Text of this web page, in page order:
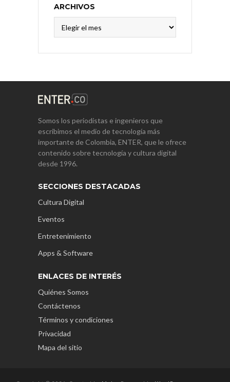
ARCHIVOS
Somos los periodistas e ingenieros que
escribimos el medio de tecnología más
importante de Colombia, ENTER, que le ofrece
contenido sobre tecnología y cultura digital
desde 1996.
SECCIONES DESTACADAS
Cultura Digital
Eventos
Entretenimiento
Apps & Software
ENLACES DE INTERÉS
Quiénes Somos
Contáctenos
Términos y condiciones
Privacidad
Mapa del sitio